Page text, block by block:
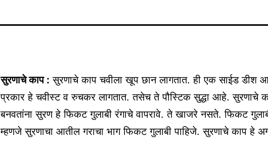
सुरणाचे काप : सुरणाचे काप चवीला खूप छान लागतात. ही एक साईड डीश
प्रकार हे चवीस्ट व रुचकर लागतात. तसेच ते पौस्टिक सुद्धा आहे. सुरणाचे
बनवतांना सुरण हे फिकट गुलाबी रंगाचे वापरावे. ते खाजरे नसते. फिकट
म्हणजे सुरणाचा आतील गराचा भाग फिकट गुलाबी पाहिजे. सुरणाचे काप हे